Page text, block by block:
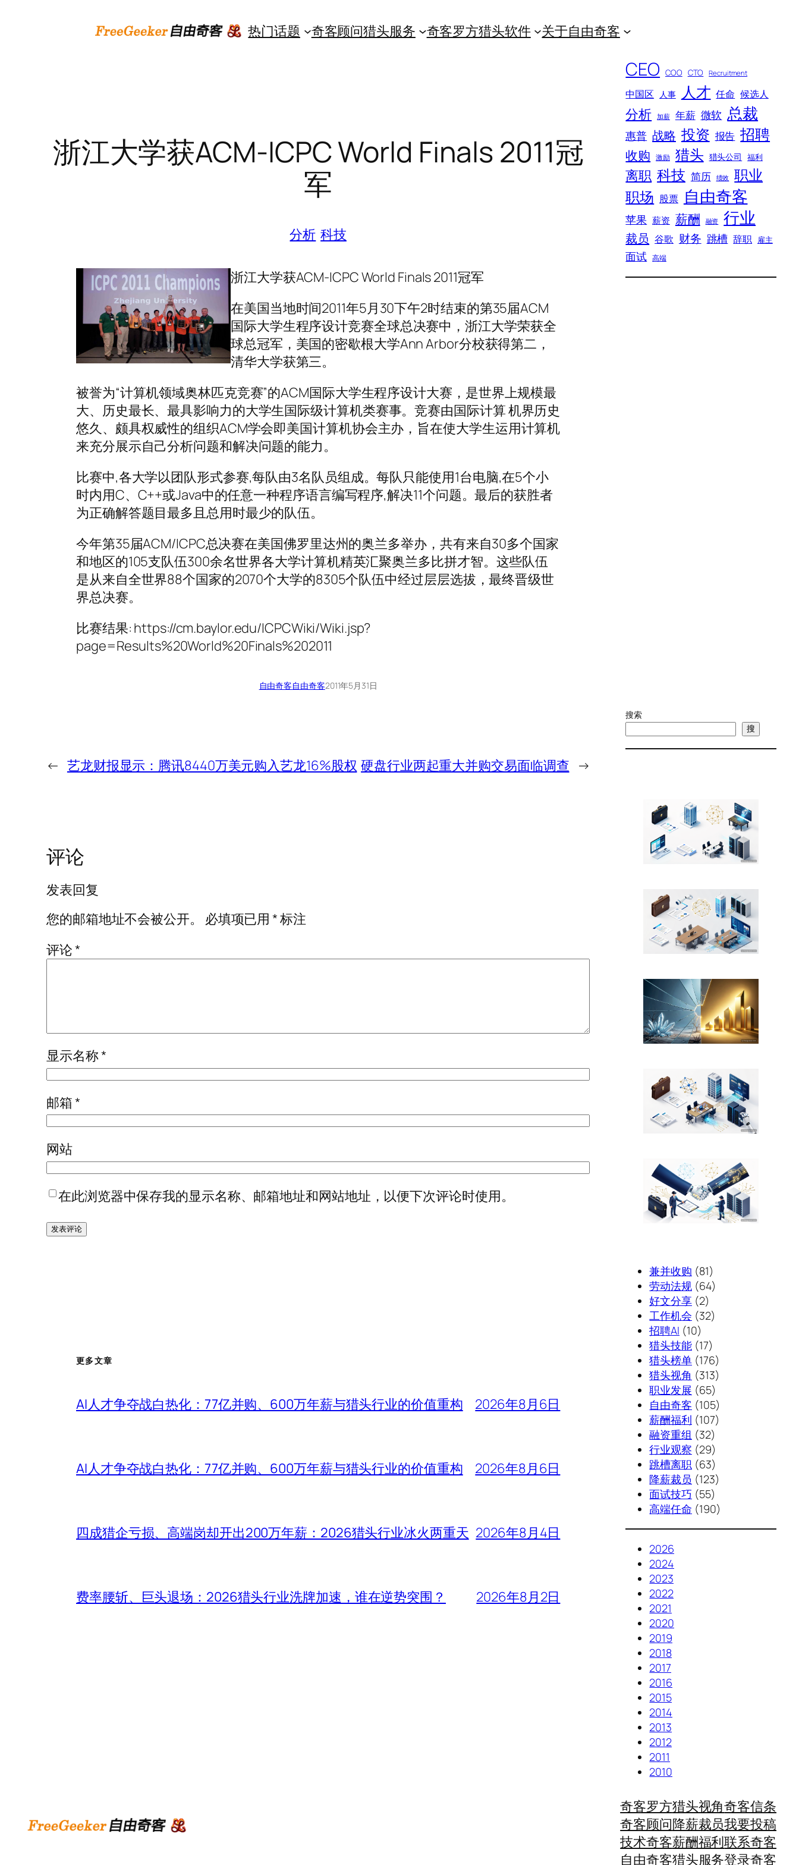
热门话题 奇客顾问猎头服务 奇客罗方猎头软件 关于自由奇客
浙江大学获ACM-ICPC World Finals 2011冠
军
分析 科技
浙江大学获ACM-ICPC World Finals 2011冠军
在美国当地时间2011年5月30下午2时结束的第35届ACM
国际大学生程序设计竞赛全球总决赛中，浙江大学荣获全
球总冠军，美国的密歇根大学Ann Arbor分校获得第二，
清华大学获第三。
被誉为“计算机领域奥林匹克竞赛”的ACM国际大学生程序设计大赛，是世界上规模最
大、历史最长、最具影响力的大学生国际级计算机类赛事。竞赛由国际计算 机界历史
悠久、颇具权威性的组织ACM学会即美国计算机协会主办，旨在使大学生运用计算机
来充分展示自己分析问题和解决问题的能力。
比赛中,各大学以团队形式参赛,每队由3名队员组成。每队只能使用1台电脑,在5个小
时内用C、C++或Java中的任意一种程序语言编写程序,解决11个问题。最后的获胜者
为正确解答题目最多且总用时最少的队伍。
今年第35届ACM/ICPC总决赛在美国佛罗里达州的奥兰多举办，共有来自30多个国家
和地区的105支队伍300余名世界各大学计算机精英汇聚奥兰多比拼才智。这些队伍
是从来自全世界88个国家的2070个大学的8305个队伍中经过层层选拔，最终晋级世
界总决赛。
比赛结果: https://cm.baylor.edu/ICPCWiki/Wiki.jsp?
page=Results%20World%20Finals%202011
自由奇客自由奇客2011年5月31日
← 艺龙财报显示：腾讯8440万美元购入艺龙16%股权 硬盘行业两起重大并购交易面临调查 →
评论
发表回复
您的邮箱地址不会被公开。
必填项已用*标注
评论*
显示名称*
邮箱*
网站
在此浏览器中保存我的显示名称、邮箱地址和网站地址，以便下次评论时使用。
更多文章
AI人才争夺战白热化：77亿并购、600万年薪与猎头行业的价值重构 2026年8月6日
AI人才争夺战白热化：77亿并购、600万年薪与猎头行业的价值重构 2026年8月6日
四成猎企亏损、高端岗却开出200万年薪：2026猎头行业冰火两重天 2026年8月4日
费率腰斩、巨头退场：2026猎头行业洗牌加速，谁在逆势突围？ 2026年8月2日
CEO COO CTO Recruitment
中国区 人事 人才 任命 候选人
分析 加薪 年薪 微软 总裁
惠普 战略 投资 报告 招聘
收购 激励 猎头 猎头公司 福利
离职 科技 简历 绩效 职业
职场 股票 自由奇客
苹果 薪资 薪酬 融资 行业
裁员 谷歌 财务 跳槽 辞职 雇主
面试 高端
搜索
搜
兼并收购 (81)
劳动法规 (64)
好文分享 (2)
工作机会 (32)
招聘AI (10)
猎头技能 (17)
猎头榜单 (176)
猎头视角 (313)
职业发展 (65)
自由奇客 (105)
薪酬福利 (107)
融资重组 (32)
行业观察 (29)
跳槽离职 (63)
降薪裁员 (123)
面试技巧 (55)
高端任命 (190)
2026
2024
2023
2022
2021
2020
2019
2018
2017
2016
2015
2014
2013
2012
2011
2010
奇客罗方
奇客顾问
技术奇客
自由奇客
猎头视角
降薪裁员
薪酬福利
猎头服务
奇客信条
我要投稿
联系奇客
登录奇客